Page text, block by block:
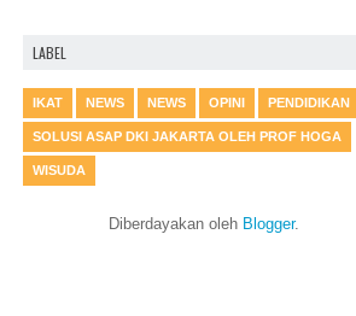
LABEL
IKAT NEWS NEWS OPINI PENDIDIKAN
SOLUSI ASAP DKI JAKARTA OLEH PROF HOGA
WISUDA
Diberdayakan oleh Blogger.